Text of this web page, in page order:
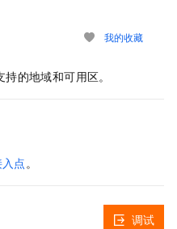
我的收藏
持的地域和可用区。
点。
调试